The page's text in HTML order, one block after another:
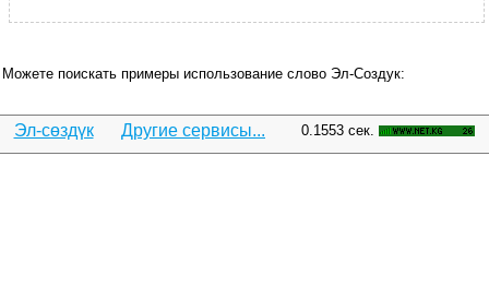
Можете поискать примеры использование слово Эл-Создук:
Эл-сөздүк Другие сервисы... 0.1553 сек.